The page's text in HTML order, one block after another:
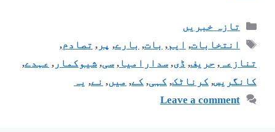
تازہ خبریں
انتخابات, ایم, بات, بارے, پر, تصادم,
تنازعہ , حریف, ڈی, سدارامیا , سی, شیوکمار , عہدے,
کانگریس, کرناٹک, کہی, کے, میں, نے, یہ
Leave a comment